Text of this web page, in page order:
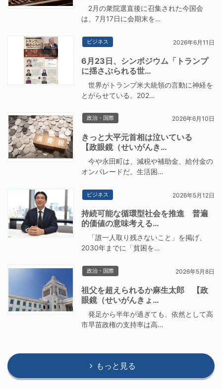
2月の衆院選直後に召集された今国会
は、7月17日に会期末を…
ビジネス 2026年6月11日
6月23日、シンポジウム「トランプ
に揺さぶられる世…
世界がトランプ米大統領の言動に神経を
とがらせている。202…
政治・国際 2026年6月10日
きっと大平元首相は泣いている
【政眼鏡（せいがんき…
今や永田町は、減税や補助金、給付金の
オンパレードだ。生活困…
ビジネス 2026年5月12日
持続可能な循環型社会を推進 普遍
的価値の意味考える…
「誰一人取り残さないこと」を掲げ、
2030年までに「貧困を…
政治・国際 2026年5月8日
祖父を超えられるか麻生太郎 【政
眼鏡（せいがんきょ…
発足から半年が過ぎても、依然として高
市早苗政権の支持率は高…
もっと見る